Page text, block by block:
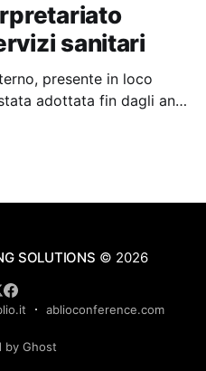
sanitari
presente in loco
adottata fin dagli anni
a tutela delle
SOLUTIONS © 2026
ablioconference.com
by Ghost